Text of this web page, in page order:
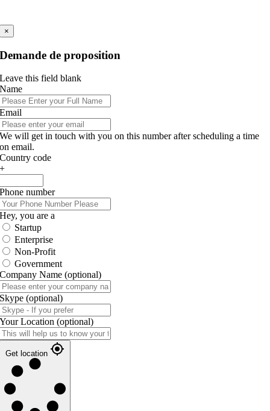
×
Demande de proposition
Leave this field blank
Name
Email
We will get in touch with you on this number after scheduling a time
on email.
Country code
+
Phone number
Hey, you are a
Startup
Enterprise
Non-Profit
Government
Company Name (optional)
Skype (optional)
Your Location (optional)
Get location